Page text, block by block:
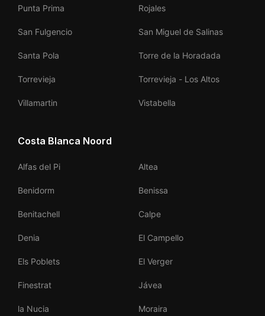
Punta Prima Rojales
San Fulgencio San Miguel de Salinas
Santa Pola Torre de la Horadada
Torrevieja Torrevieja - Los Altos
Villamartin Vistabella
Costa Blanca Noord
Alfas del Pi Altea
Benidorm Benissa
Benitachell Calpe
Denia El Campello
Els Poblets El Verger
Finestrat Jávea
la Nucia Moraira